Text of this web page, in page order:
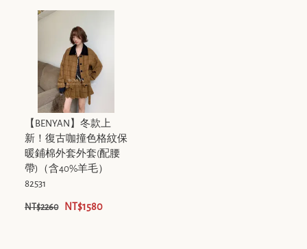
【BENYAN】冬款上
新！復古咖撞色格紋保
暖鋪棉外套外套(配腰
帶)（含40%羊毛）
82531
NT$2260 NT$1580